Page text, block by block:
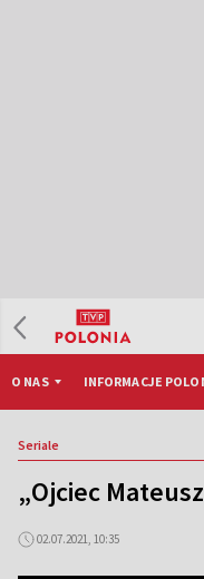
O NAS INFORMACJE
Seriale
„Ojciec
02.07.2021, 10:35